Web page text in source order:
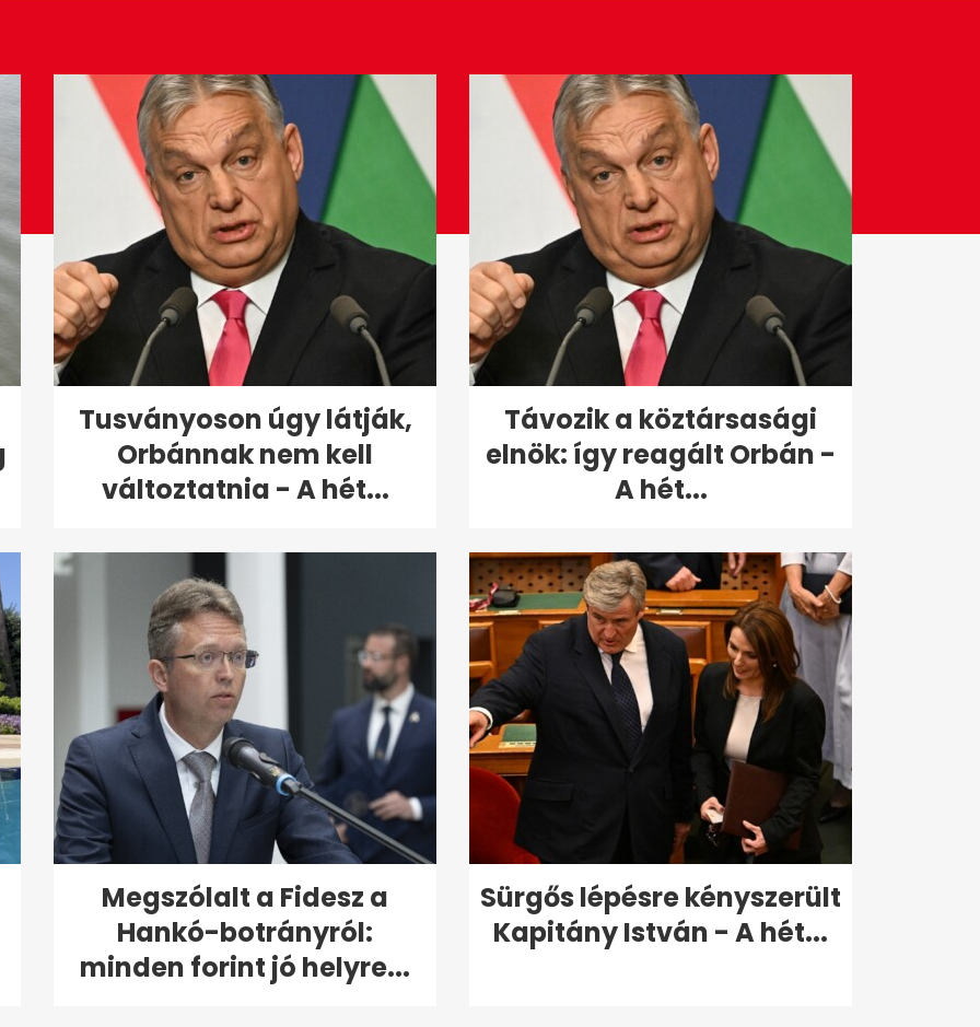
Tusványoson úgy látják,
Orbánnak nem kell
változtatnia - A hét...
Távozik a köztársasági
elnök: így reagált Orbán -
A hét...
Megszólalt a Fidesz a
Hankó-botrányról:
minden forint jó helyre...
Sürgős lépésre kényszerült
Kapitány István - A hét...